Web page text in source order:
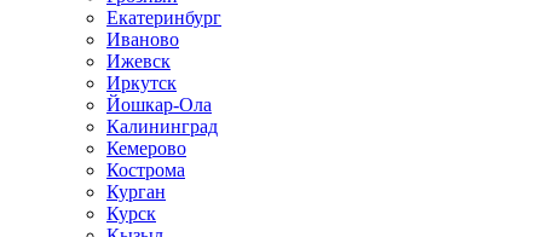
Екатеринбург
Иваново
Ижевск
Иркутск
Йошкар-Ола
Калининград
Кемерово
Кострома
Курган
Курск